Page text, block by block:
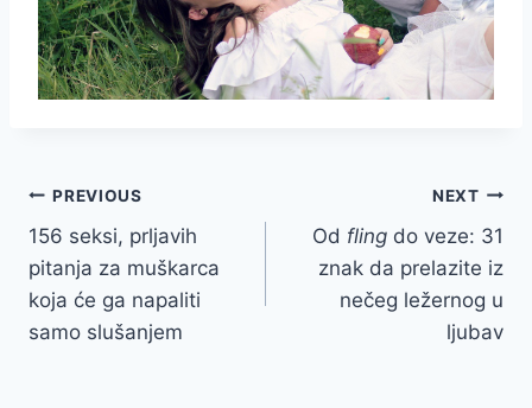
Post
navigation
PREVIOUS
156 seksi, prljavih
pitanja za muškarca
koja će ga napaliti
samo slušanjem
NEXT
Od fling do veze: 31
znak da prelazite iz
nečeg ležernog u
ljubav